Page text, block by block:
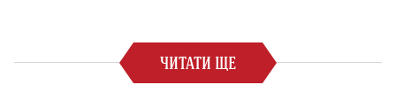
ЧИТАТИ ЩЕ